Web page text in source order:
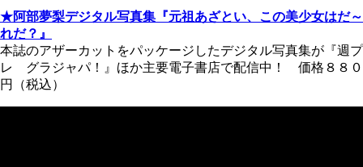
★阿部夢梨デジタル写真集『元祖あざとい、この美少女はだ～
れだ？』
本誌のアザーカットをパッケージしたデジタル写真集が『週プ
レ グラジャパ！』ほか主要電子書店で配信中！ 価格８８０
円（税込）